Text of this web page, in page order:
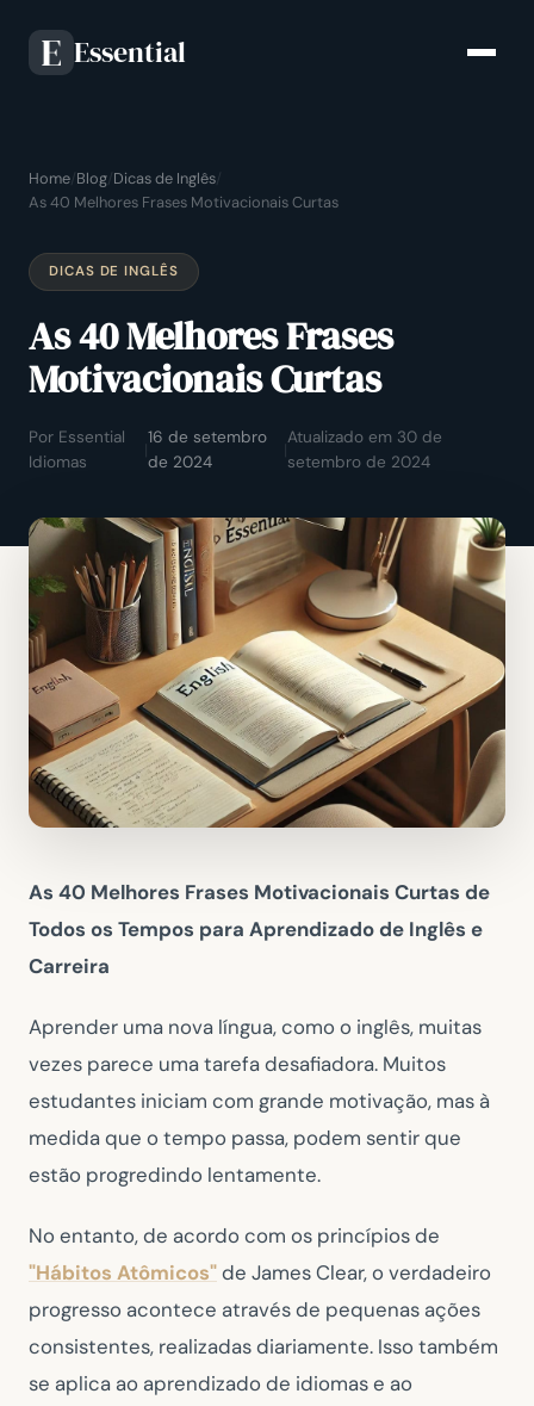
E Essential
Home Blog Dicas de Inglês
As 40 Melhores Frases Motivacionais Curtas
DICAS DE INGLÊS
As 40 Melhores Frases
Motivacionais Curtas
Por Essential
Idiomas
|
16 de setembro
de 2024
|
Atualizado em 30 de
setembro de 2024
As 40 Melhores Frases Motivacionais Curtas de
Todos os Tempos para Aprendizado de Inglês e
Carreira
Aprender uma nova língua, como o inglês, muitas
vezes parece uma tarefa desafiadora. Muitos
estudantes iniciam com grande motivação, mas à
medida que o tempo passa, podem sentir que
estão progredindo lentamente.
No entanto, de acordo com os princípios de
"Hábitos Atômicos"de James Clear, o verdadeiro
progresso acontece através de pequenas ações
consistentes, realizadas diariamente. Isso também
se aplica ao aprendizado de idiomas e ao